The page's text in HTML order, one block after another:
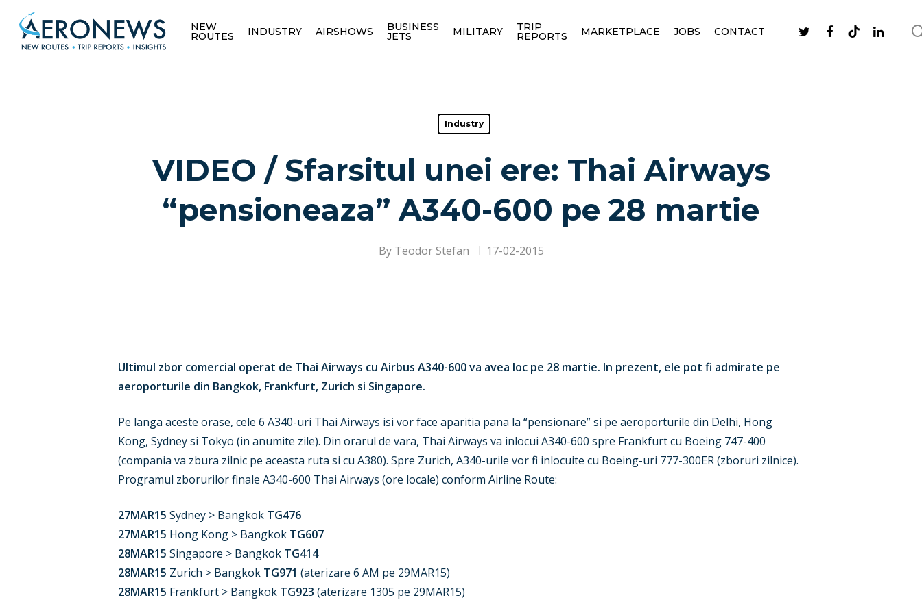
NEW
ROUTES INDUSTRY AIRSHOWS BUSINESS
JETS MILITARY TRIP
REPORTS MARKETPLACE JOBS CONTACT
Industry
VIDEO / Sfarsitul unei ere: Thai Airways
“pensioneaza” A340-600 pe 28 martie
By Teodor Stefan 17-02-2015
Ultimul zbor comercial operat de Thai Airways cu Airbus A340-600 va avea loc pe 28 martie. In prezent, ele pot fi admirate pe
aeroporturile din Bangkok, Frankfurt, Zurich si Singapore.
Pe langa aceste orase, cele 6 A340-uri Thai Airways isi vor face aparitia pana la “pensionare” si pe aeroporturile din Delhi, Hong
Kong, Sydney si Tokyo (in anumite zile). Din orarul de vara, Thai Airways va inlocui A340-600 spre Frankfurt cu Boeing 747-400
(compania va zbura zilnic pe aceasta ruta si cu A380). Spre Zurich, A340-urile vor fi inlocuite cu Boeing-uri 777-300ER (zboruri zilnice).
Programul zborurilor finale A340-600 Thai Airways (ore locale) conform Airline Route:
27MAR15 Sydney > Bangkok TG476
27MAR15 Hong Kong > Bangkok TG607
28MAR15 Singapore > Bangkok TG414
28MAR15 Zurich > Bangkok TG971 (aterizare 6 AM pe 29MAR15)
28MAR15 Frankfurt > Bangkok TG923 (aterizare 1305 pe 29MAR15)